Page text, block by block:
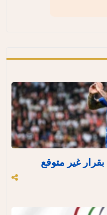
بقرار غير متوقع